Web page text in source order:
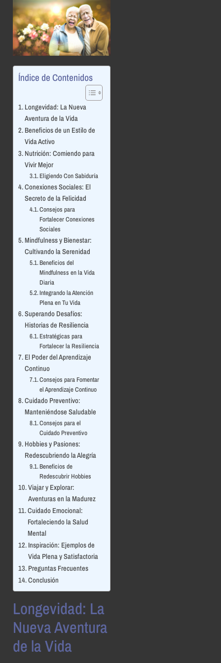
Índice de Contenidos
Longevidad: La Nueva
Aventura de la Vida
Beneficios de un Estilo de
Vida Activo
Nutrición: Comiendo para
Vivir Mejor
Eligiendo Con Sabiduría
Conexiones Sociales: El
Secreto de la Felicidad
Consejos para
Fortalecer Conexiones
Sociales
Mindfulness y Bienestar:
Cultivando la Serenidad
Beneficios del
Mindfulness en la Vida
Diaria
Integrando la Atención
Plena en Tu Vida
Superando Desafíos:
Historias de Resiliencia
Estratégicas para
Fortalecer la Resiliencia
El Poder del Aprendizaje
Continuo
Consejos para Fomentar
el Aprendizaje Continuo
Cuidado Preventivo:
Manteniéndose Saludable
Consejos para el
Cuidado Preventivo
Hobbies y Pasiones:
Redescubriendo la Alegría
Beneficios de
Redescubrir Hobbies
Viajar y Explorar:
Aventuras en la Madurez
Cuidado Emocional:
Fortaleciendo la Salud
Mental
Inspiración: Ejemplos de
Vida Plena y Satisfactoria
Preguntas Frecuentes
Conclusión
Longevidad: La
Nueva Aventura
de la Vida